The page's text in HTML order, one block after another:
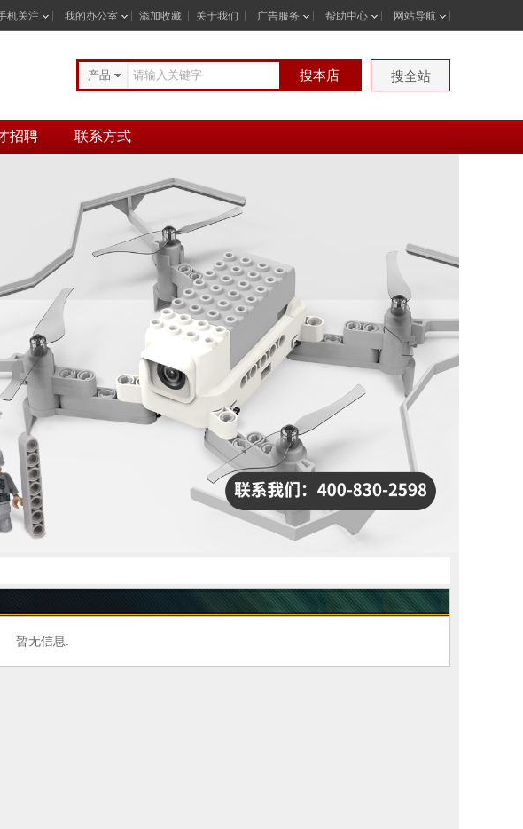
机关注 我的办公室 添加收藏 关于我们 广告服务 帮助中心 网站导航
产品 搜本店 搜全站
招聘 联系方式
暂无信息.